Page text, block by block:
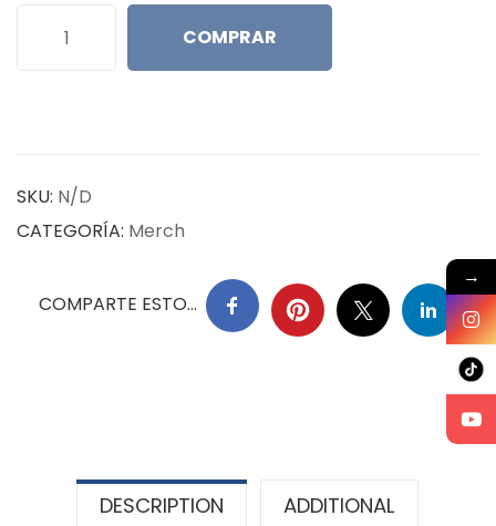
COMPRAR
SKU: N/D
CATEGORÍA: Merch
COMPARTE ESTO...
DESCRIPTION ADDITIONAL
→